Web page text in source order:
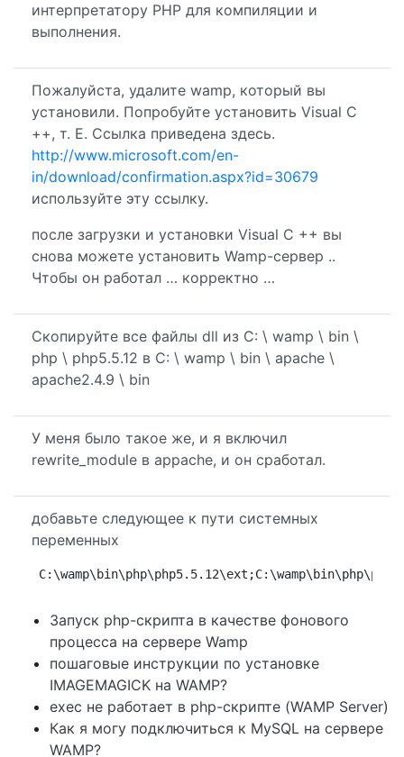
интерпретатору PHP для компиляции и
выполнения.
Пожалуйста, удалите wamp, который вы
установили. Попробуйте установить Visual C
++, т. Е. Ссылка приведена здесь.
http://www.microsoft.com/en-
in/download/confirmation.aspx?id=30679
используйте эту ссылку.
после загрузки и установки Visual C ++ вы
снова можете установить Wamp-сервер ..
Чтобы он работал … корректно …
Скопируйте все файлы dll из C: \ wamp \ bin \
php \ php5.5.12 в C: \ wamp \ bin \ apache \
apache2.4.9 \ bin
У меня было такое же, и я включил
rewrite_module в appache, и он сработал.
добавьте следующее к пути системных
переменных
Запуск php-скрипта в качестве фонового
процесса на сервере Wamp
пошаговые инструкции по установке
IMAGEMAGICK на WAMP?
exec не работает в php-скрипте (WAMP Server)
Как я могу подключиться к MySQL на сервере
WAMP?